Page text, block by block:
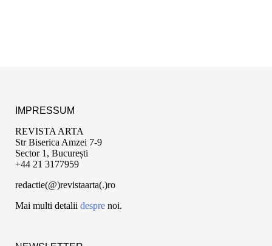
IMPRESSUM
REVISTA ARTA
Str Biserica Amzei 7-9
Sector 1, București
+44 21 3177959
redactie(@)revistaarta(.)ro
Mai multi detalii despre noi.